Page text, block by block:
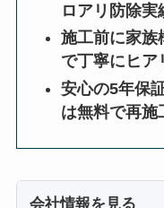
ロアリ防除実
施工前に家族
で丁寧にヒア
安心の5年保
は無料で再施
会社情報を見る